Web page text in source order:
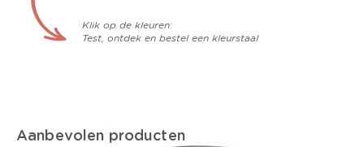
Klik op de kleuren:
Test, ontdek en bestel een kleurstaal
Aanbevolen producten